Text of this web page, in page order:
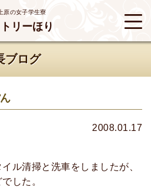
原の女子学生寮
トリーほり
ブログ
2008.01.17
ル清掃と洗車をしましたが、
した。